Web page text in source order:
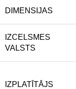
DIMENSIJAS
IZCELSMES
VALSTS
IZPLATĪTĀJS